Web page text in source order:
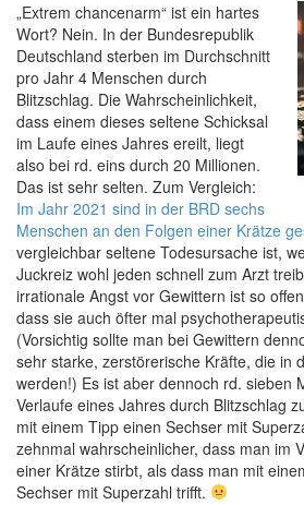
„Extrem chancenarm“ ist ein hartes
Wort? Nein. In der Bundesrepublik
Deutschland sterben im Durchschnitt
pro Jahr 4 Menschen durch
Blitzschlag. Die Wahrscheinlichkeit,
dass einem dieses seltene Schicksal
im Laufe eines Jahres ereilt, liegt
also bei rd. eins durch 20 Millionen.
Das ist sehr selten. Zum Vergleich:
Im Jahr 2021 sind in der BRD sechs
Menschen an den Folgen einer Krätze
vergleichbar seltene Todesursache ist,
Juckreiz wohl jeden schnell zum Arzt
irrationale Angst vor Gewittern ist so
dass sie auch öfter mal
(Vorsichtig sollte man bei Gewittern
sehr starke, zerstörerische Kräfte, die in
werden!) Es ist aber dennoch rd. sieben
Verlaufe eines Jahres durch Blitzschlag
mit einem Tipp einen Sechser mit
zehnmal wahrscheinlicher, dass man im
einer Krätze stirbt, als dass man mit
Sechser mit Superzahl trifft.